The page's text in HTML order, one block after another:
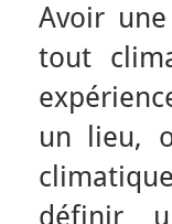
Avoir
tout
un lieu,
définir